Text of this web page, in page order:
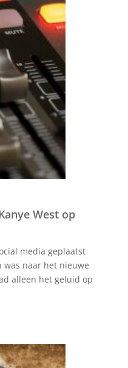
West op
media geplaatst
naar het nieuwe
alleen het geluid op